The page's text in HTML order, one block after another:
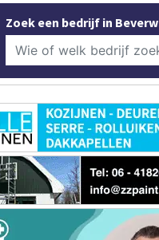
Zoek een bedrijf in